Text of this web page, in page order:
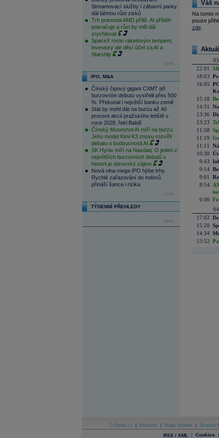
Streamovací služby i zábavní parky
dál táhnou růst zisků
Trh potrestal AMD příliš. AI příběh
pokračuje a růst by měl dál
zrychlovat
SpaceX roste raketovým tempem,
investory ale děsí účet za AI a
Starship
více...
IPO, M&A
Čínský čipový gigant CXMT při
burzovním debutu vystřelil přes 500
%. Překonal i největší banku země
Stát by mohl dát na burzu až 40
procent akcií pražského letiště v
roce 2028, řekl Babiš
Čínský Moonshot AI míří na burzu.
Jeho model Kimi K3 znovu rozvířil
debatu o budoucnosti AI
SK Hynix míří na Nasdaq. O jeden z
největších burzovních debutů v
historii je obrovský zájem
Nová vlna mega IPO hýbe trhy.
Rychlé zařazování do indexů
přináší šance i rizika
více...
TÝDENNÍ PŘEHLEDY
více...
Váš
Na tomto
pouze
zde.
22:01
18:03
16:05
15:18
14:31
13:36
13:23
11:58
11:19
11:11
10:30
9:43
9:14
9:01
8:54
6:06
17:02
15:20
14:34
13:52
O Patria.cz Reklama Mapa Stránek Skupina
RSS / XML | Cookies |